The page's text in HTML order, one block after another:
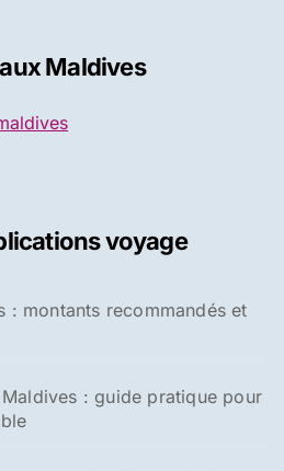
Maldives
voyage
: montants recommandés et
: guide pratique pour